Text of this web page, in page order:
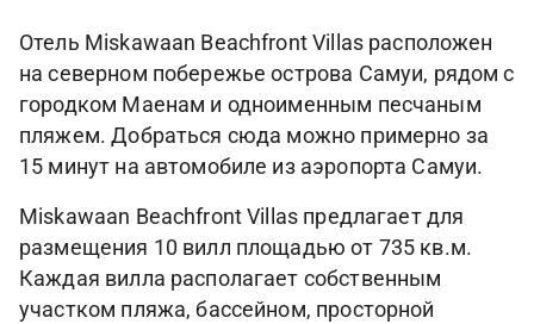
Отель Miskawaan Beachfront Villas расположен
на северном побережье острова Самуи, рядом с
городком Маенам и одноименным песчаным
пляжем. Добраться сюда можно примерно за
15 минут на автомобиле из аэропорта Самуи.
Miskawaan Beachfront Villas предлагает для
размещения 10 вилл площадью от 735 кв.м.
Каждая вилла располагает собственным
участком пляжа, бассейном, просторной